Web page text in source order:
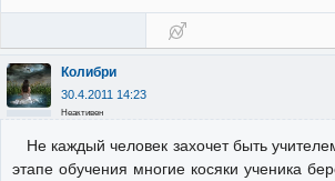
Колибри
30.4.2011 14:23
Неактивен
Не каждый человек захочет быть
этапе обучения многие косяки ученика